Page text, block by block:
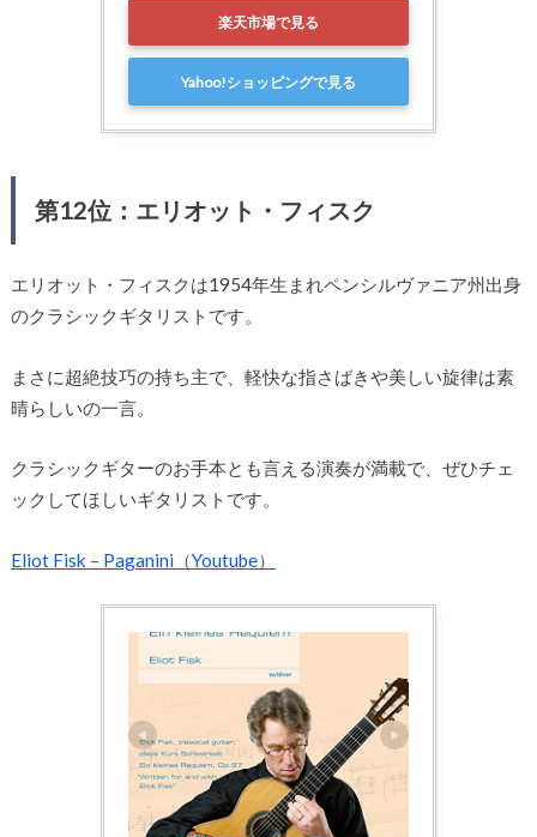
楽天市場で見る
Yahoo!ショッピングで見る
第12位：エリオット・フィスク
エリオット・フィスクは1954年生まれペンシルヴァニア州出身
のクラシックギタリストです。
まさに超絶技巧の持ち主で、軽快な指さばきや美しい旋律は素
晴らしいの一言。
クラシックギターのお手本とも言える演奏が満載で、ぜひチェ
ックしてほしいギタリストです。
Eliot Fisk – Paganini（Youtube）